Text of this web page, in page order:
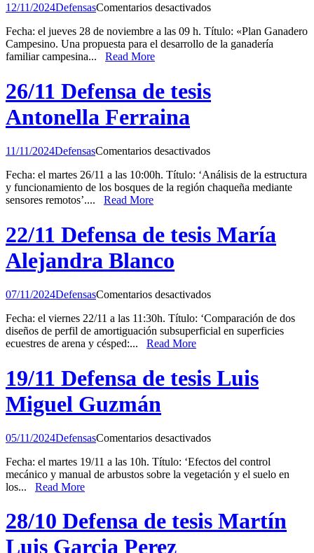
12/11/2024DefensasComentarios desactivadosen
Defensa
de
Maria
Fecha: el jueves 28 de noviembre a las 09 h. Título: «Plan Ganadero
Campesino. Una propuesta para el desarrollo de la ganadería
familiar campesina... Read More
26/11 Defensa de tesis
Antonella Ferraina
11/11/2024DefensasComentarios desactivadosen
Defensa
de
Ferraina
Fecha: el martes 26/11 a las 10:00h. Título: ‘Análisis de la estructura
y funcionamiento de los bosques de la región chaqueña mediante
sensores remotos’.... Read More
22/11 Defensa de tesis María
Alejandra Blanco
07/11/2024DefensasComentarios desactivadosen
Defensa
de
Alejandra
Blanco
Fecha: el viernes 22/11 a las 11:30h. Título: ‘Comparación de dos
diseños de perfil de amortiguación subsuperficial en superficies
ecuestres de arena y césped:... Read More
19/11 Defensa de tesis Luis
Miguel Guzmán
05/11/2024DefensasComentarios desactivadosen
Defensa
de
Miguel
Guzmán
Fecha: el martes 19/11 a las 10h. Título: ‘Efectos del control
mecánico y manual de arbustos sobre la vegetación y el suelo en
los... Read More
28/10 Defensa de tesis Martín
Luis Garcia Perez